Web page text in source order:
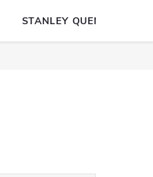
STANLEY QUENCHER